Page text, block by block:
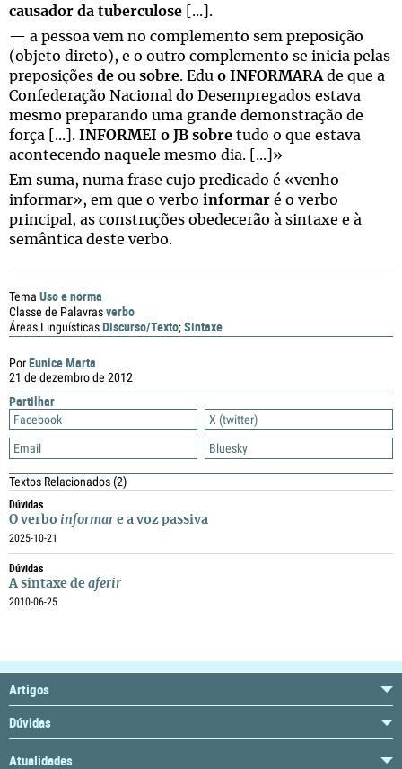
PorEunice Marta
21 de dezembro de 2012
Partilhar
Facebook
X (twitter)
Email
Bluesky
Textos Relacionados(2)
Dúvidas
O verbo informar e a voz passiva
2025-10-21
Dúvidas
A sintaxe de aferir
2010-06-25
causador da tuberculose [...].
— a pessoa vem no complemento sem preposição
(objeto direto), e o outro complemento se inicia pelas
preposições de ou sobre. Edu o INFORMARA de que a
Confederação Nacional do Desempregados estava
mesmo preparando uma grande demonstração de
força [...]. INFORMEI o JB sobre tudo o que estava
acontecendo naquele mesmo dia. [...]»
Em suma, numa frase cujo predicado é «venho
informar», em que o verbo informar é o verbo
principal, as construções obedecerão à sintaxe e à
semântica deste verbo.
Tema Uso e norma
Classe de Palavrasverbo
Áreas LinguísticasDiscurso/Texto;Sintaxe
Artigos
Dúvidas
Atualidades